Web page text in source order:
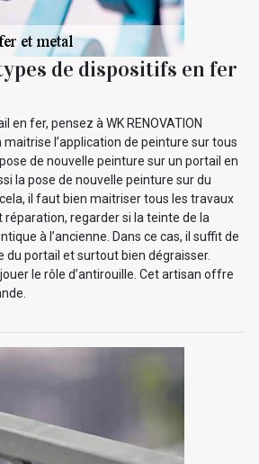
de dispositifs en fer
en fer, pensez à WK RENOVATION
l’application de peinture sur tous
de nouvelle peinture sur un portail en
la pose de nouvelle peinture sur du
il faut bien maitriser tous les travaux
regarder si la teinte de la
à l’ancienne. Dans ce cas, il suffit de
du portail et surtout bien dégraisser.
le rôle d’antirouille. Cet artisan offre